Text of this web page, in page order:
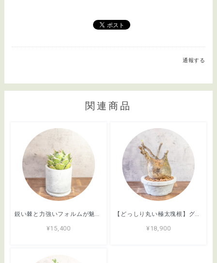
通報する
関連商品
鋭い棘と力強いフォルムが魅力のアガベ・シロアリ（FO-76）。無骨な質感が映える手づくりモルタル鉢。根腐れを防ぐ独自配合の用土｜虫発生抑制（全国一律送料850円）
¥15,400
【どっしり丸い極太塊根】グラキリス。胴回り40cmの圧倒的ボリューム。無骨な「手づくりモルタル鉢」とセットで。｜虫発生抑制（全国一律送料850円）
¥18,900